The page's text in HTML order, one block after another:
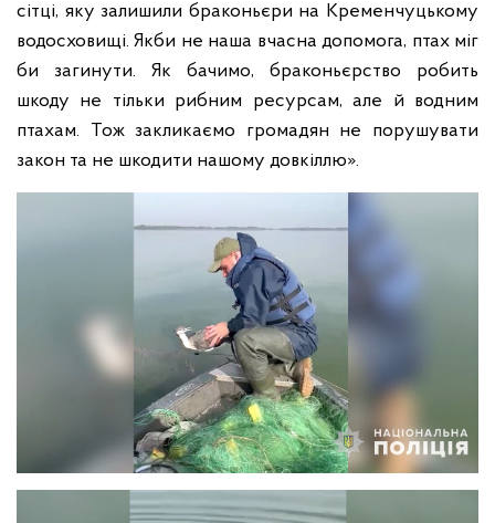
сітці, яку залишили браконьєри на Кременчуцькому
водосховищі. Якби не наша вчасна допомога, птах міг
би загинути. Як бачимо, браконьєрство робить
шкоду не тільки рибним ресурсам, але й водним
птахам. Тож закликаємо громадян не порушувати
закон та не шкодити нашому довкіллю».